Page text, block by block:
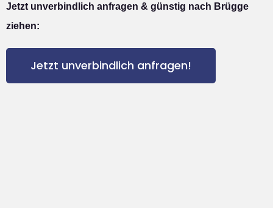
Jetzt unverbindlich anfragen & günstig nach Brügge
ziehen:
Jetzt unverbindlich anfragen!